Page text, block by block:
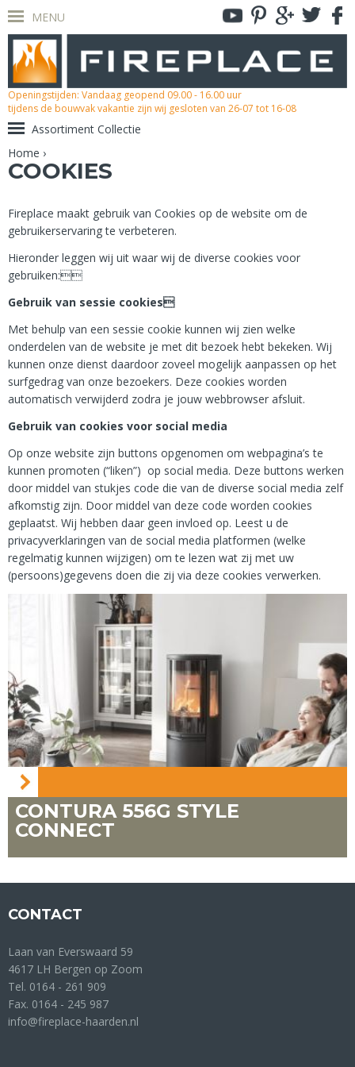
MENU
Openingstijden: Vandaag geopend 09.00 - 16.00 uur
tijdens de bouwvak vakantie zijn wij gesloten van 26-07 tot 16-08
Assortiment Collectie
Home ›
COOKIES
Fireplace maakt gebruik van Cookies op de website om de
gebruikerservaring te verbeteren.
Hieronder leggen wij uit waar wij de diverse cookies voor
gebruiken:
Gebruik van sessie cookies
Met behulp van een sessie cookie kunnen wij zien welke
onderdelen van de website je met dit bezoek hebt bekeken. Wij
kunnen onze dienst daardoor zoveel mogelijk aanpassen op het
surfgedrag van onze bezoekers. Deze cookies worden
automatisch verwijderd zodra je jouw webbrowser afsluit.
Gebruik van cookies voor social media
Op onze website zijn buttons opgenomen om webpagina’s te
kunnen promoten (“liken”) op social media. Deze buttons werken
door middel van stukjes code die van de diverse social media zelf
afkomstig zijn. Door middel van deze code worden cookies
geplaatst. Wij hebben daar geen invloed op. Leest u de
privacyverklaringen van de social media platformen (welke
regelmatig kunnen wijzigen) om te lezen wat zij met uw
(persoons)gegevens doen die zij via deze cookies verwerken.
CONTURA 556G STYLE
CONNECT
CONTACT
Laan van Everswaard 59
4617 LH Bergen op Zoom
Tel. 0164 - 261 909
Fax. 0164 - 245 987
info@fireplace-haarden.nl